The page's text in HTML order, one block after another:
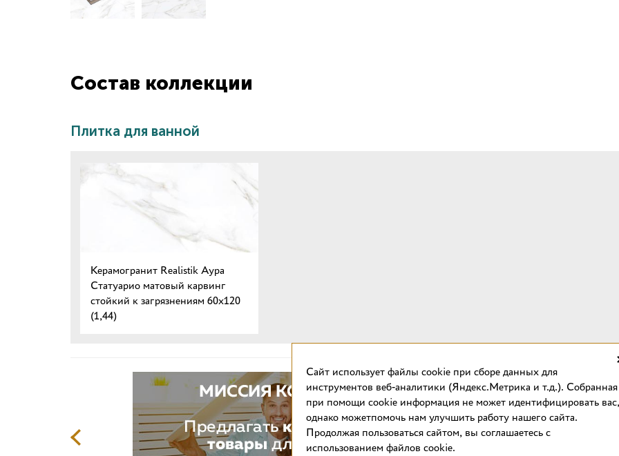
Состав коллекции
Плитка для ванной
Керамогранит Realistik Аура
Статуарио матовый карвинг
стойкий к загрязнениям 60x120
(1,44)
Cайт использует файлы cookie при сборе данных для
инструментов веб-аналитики (Яндекс.Метрика и т.д.). Собранная
при помощи cookie информация не может идентифицировать вас,
однако можетпомочь нам улучшить работу нашего сайта.
Продолжая пользоваться сайтом, вы соглашаетесь с
использованием файлов cookie.